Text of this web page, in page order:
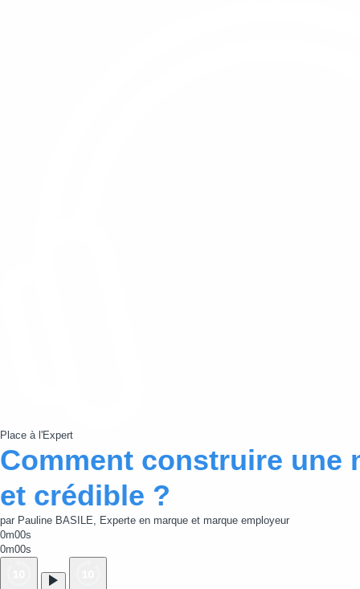
Place à l'Expert
Comment construire une
et crédible ?
par Pauline BASILE, Experte en marque et marque employeur
0m00s
0m00s